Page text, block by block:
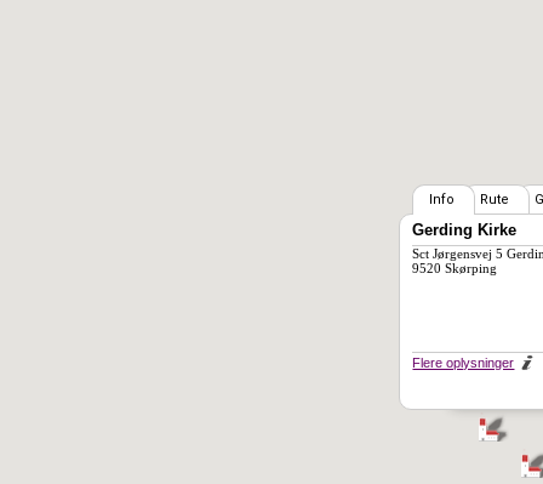
Info Rute
Gerding Kirke
Sct Jørgensvej 5
9520 Skørping
Flere oplysninger